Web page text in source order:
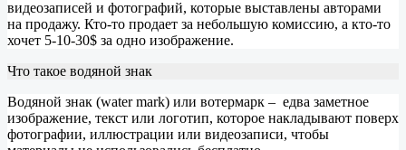
видеозаписей и фотографий, которые выставлены авторами
на продажу. Кто-то продает за небольшую комиссию, а кто-то
хочет 5-10-30$ за одно изображение.
Что такое водяной знак
Водяной знак (water mark) или вотермарк – едва заметное
изображение, текст или логотип, которое накладывают поверх
фотографии, иллюстрации или видеозаписи, чтобы